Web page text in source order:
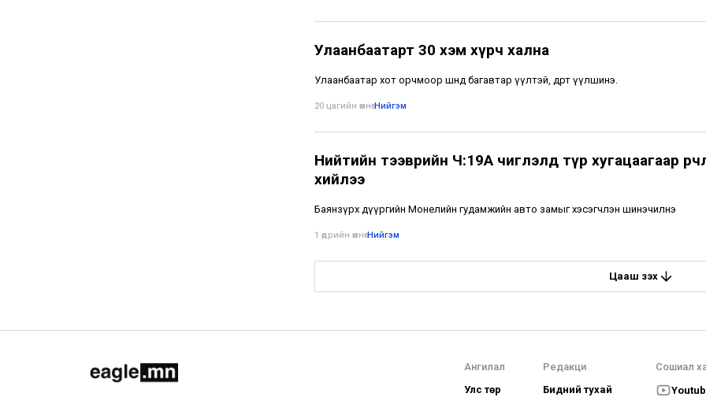
Улаанбаатарт 30 хэм хүрч хална
Улаанбаатар хот орчмоор шөнөдөө багавтар үүлтэй, өдөртөө үүлшинэ.
20 цагийн өмнө•Нийгэм
Нийтийн тээврийн Ч:19А чиглэлд түр хугацаагаар
хийлээ
Баянзүрх дүүргийн Монелийн гудамжийн авто замыг хэсэгчлэн шинэчилнэ
1 өдрийн өмнө•Нийгэм
Цааш үзэх
Ангилал
Улс төр
Редакци
Бидний тухай
Сошиал